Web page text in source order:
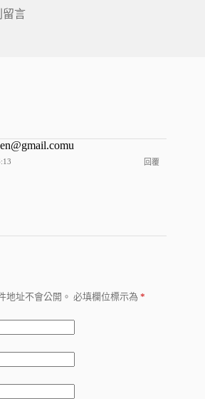
留言
回覆
地址不會公開。 必填欄位標示為 *